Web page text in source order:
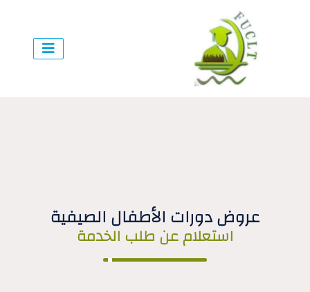
عروض دورات الأطفال الصيفية
استعلام عن طلب الخدمة